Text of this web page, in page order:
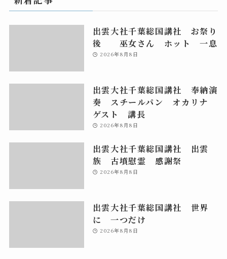
出雲大社千葉総国講社 お祭り
後 巫女さん ホット 一息
2026年8月8日
出雲大社千葉総国講社 奉納演
奏 スチールパン オカリナ
ゲスト 講長
2026年8月8日
出雲大社千葉総国講社 出雲
族 古墳慰霊 感謝祭
2026年8月8日
出雲大社千葉総国講社 世界
に 一つだけ
2026年8月8日